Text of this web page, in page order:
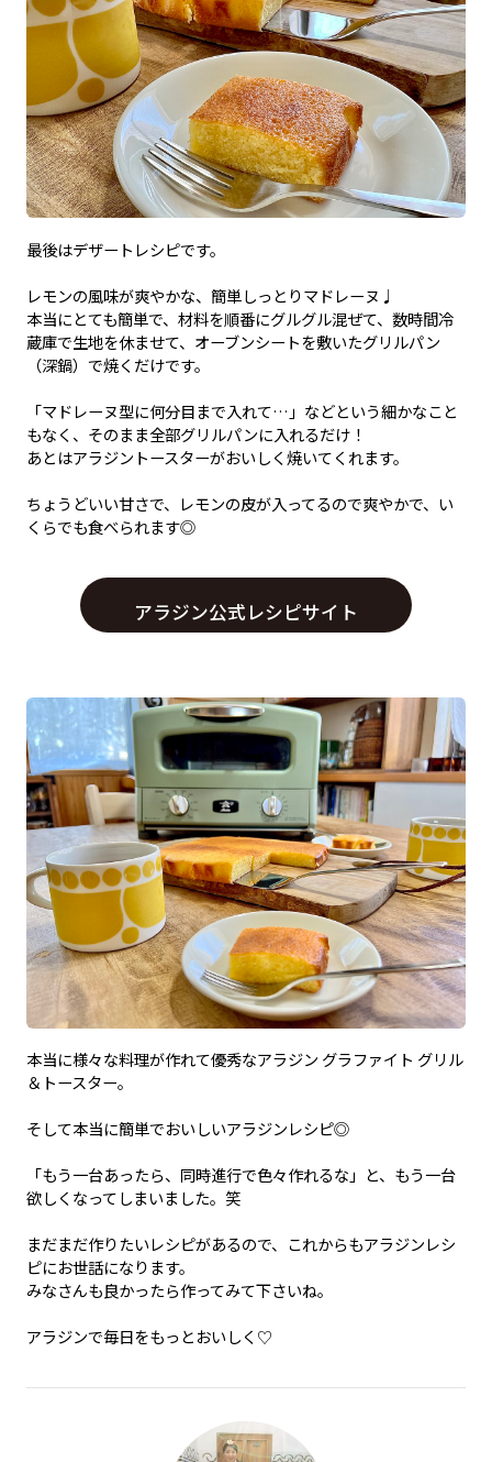
最後はデザートレシピです。
レモンの風味が爽やかな、簡単しっとりマドレーヌ♩
本当にとても簡単で、材料を順番にグルグル混ぜて、数時間冷
蔵庫で生地を休ませて、オーブンシートを敷いたグリルパン
（深鍋）で焼くだけです。
「マドレーヌ型に何分目まで入れて…」などという細かなこと
もなく、そのまま全部グリルパンに入れるだけ！
あとはアラジントースターがおいしく焼いてくれます。
ちょうどいい甘さで、レモンの皮が入ってるので爽やかで、い
くらでも食べられます◎
アラジン公式レシピサイト
本当に様々な料理が作れて優秀なアラジン グラファイト グリル
＆トースター。
そして本当に簡単でおいしいアラジンレシピ◎
「もう一台あったら、同時進行で色々作れるな」と、もう一台
欲しくなってしまいました。笑
まだまだ作りたいレシピがあるので、これからもアラジンレシ
ピにお世話になります。
みなさんも良かったら作ってみて下さいね。
アラジンで毎日をもっとおいしく♡